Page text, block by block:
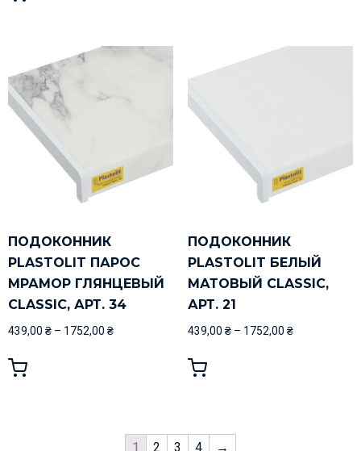
ПОДОКОННИК
PLASTOLIT ПАРОС
МРАМОР ГЛЯНЦЕВЫЙ
CLASSIC, АРТ. 34
439,00 ₴ – 1752,00 ₴
ПОДОКОННИК
PLASTOLIT БЕЛЫЙ
МАТОВЫЙ CLASSIC,
АРТ. 21
439,00 ₴– 1752,00 ₴
1 2 3 4 →